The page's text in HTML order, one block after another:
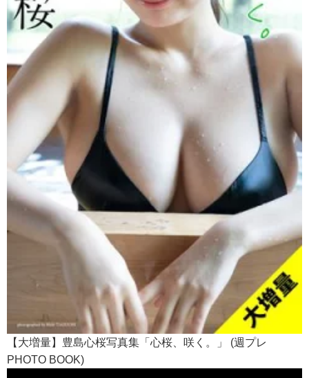
【大増量】豊島心桜写真集「心桜、咲く。」 (週プレ
PHOTO BOOK)